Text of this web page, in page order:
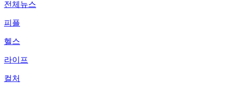
전체뉴스
피플
헬스
라이프
컬처